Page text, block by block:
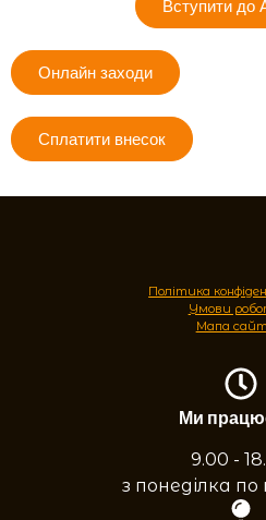
Вступити до
Онлайн заходи
Сплатити внесок
Політика
Умови
Мапа
Ми
9.00 -
з понеділка